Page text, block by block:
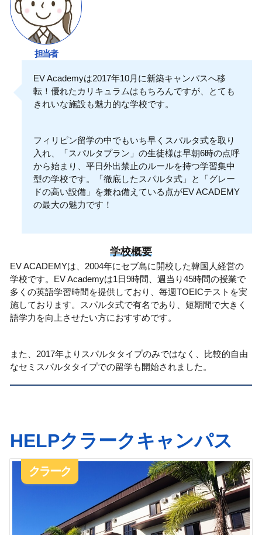
担当者
EV Academyは2017年10月に新築キャンパスへ移
転！優れたカリキュラムはもちろんですが、とても
きれいな施設も魅力的な学校です。
フィリピン留学の中でもいち早くスパルタ式を取り
入れ、「スパルタプラン」の生徒様は早朝6時の点呼
から始まり、平日外出禁止のルールを持つ学習集中
型の学校です。「徹底したスパルタ式」と「グレー
ドの高い設備」を兼ね備えている点がEV ACADEMY
の最大の魅力です！
学校概要
EV ACADEMYは、2004年にセブ島に開校した韓国人経営の
学校です。EV Academyは1日9時間、週当り45時間の授業で
多くの英語学習時間を提供しており、毎週TOEICテストを実
施しております。スパルタ式で有名であり、短期間で大きく
語学力を向上させたい方におすすめです。
また、2017年よりスパルタタイプのみではなく、比較的自由
なセミスパルタタイプでの留学も開始されました。
HELPクラークキャンパス
クラーク